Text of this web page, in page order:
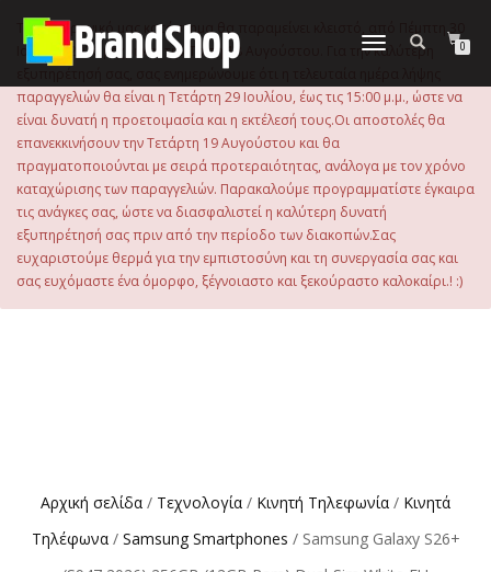
περιεχόμενο
Εναλλαγή
0
Το ηλεκτρονικό μας κατάστημα θα παραμείνει κλειστό, από Πέμπτη 30
Ιουλίου 2026 μέχρι και την Τρίτη 18 Αυγούστου. Για την καλύτερη
εξυπηρέτησή σας, σας ενημερώνουμε ότι η τελευταία ημέρα λήψης
παραγγελιών θα είναι η Τετάρτη 29 Ιουλίου, έως τις 15:00 μ.μ., ώστε να
είναι δυνατή η προετοιμασία και η εκτέλεσή τους.Οι αποστολές θα
επανεκκινήσουν την Τετάρτη 19 Αυγούστου και θα
πραγματοποιούνται με σειρά προτεραιότητας, ανάλογα με τον χρόνο
καταχώρισης των παραγγελιών. Παρακαλούμε προγραμματίστε έγκαιρα
τις ανάγκες σας, ώστε να διασφαλιστεί η καλύτερη δυνατή
εξυπηρέτησή σας πριν από την περίοδο των διακοπών.Σας
ευχαριστούμε θερμά για την εμπιστοσύνη και τη συνεργασία σας και
σας ευχόμαστε ένα όμορφο, ξέγνοιαστο και ξεκούραστο καλοκαίρι.! :)
Αρχική σελίδα / Τεχνολογία / Κινητή Τηλεφωνία / Κινητά
Τηλέφωνα/ Samsung Smartphones / Samsung Galaxy S26+